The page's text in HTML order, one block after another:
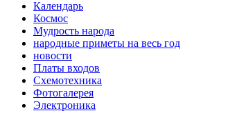
Календарь
Космос
Мудрость народа
народные приметы на весь год
новости
Платы входов
Схемотехника
Фотогалерея
Электроника